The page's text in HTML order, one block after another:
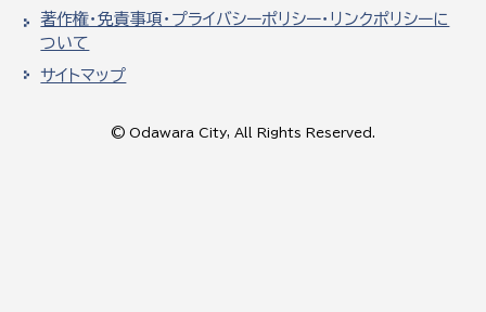
著作権・免責事項・プライバシーポリシー・リンクポリシーに
ついて
サイトマップ
© Odawara City, All Rights Reserved.